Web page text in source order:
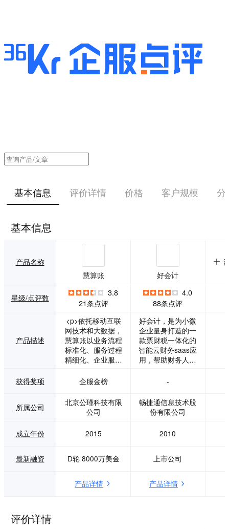
基本信息 评价详情 价格 客户规模 分
基本信息
产品名称
慧算账
好会计
星级/点评数
3.8
21条点评
4.0
88条点评
产品描述
<p>依托移动互联
网技术和大数据，
慧算账以业务流程
标准化、服务过程
精细化、企业服务
立市场营销体系、
务体系、渠道体
系、培训体系、业
务支撑体系、涉税
务体系等8大体系，
的平台化标准运营
式、服务引领等核
好会计，是为小微
企业量身打造的一
款票财税一体化的
智能云财务saas应
用，帮助财务人员
发票、往来、报
税、经营分析等，
高效智能提升小微
SAAS应用 · 方便，
行 · 共享，多人同
获得奖项 企服金榜 -
所属公司
北京公瑾科技有限
公司
畅捷通信息技术股
份有限公司
成立年份 2015 2010
最新融资 D轮 8000万美金 上市公司
产品详情 产品详情
评价详情